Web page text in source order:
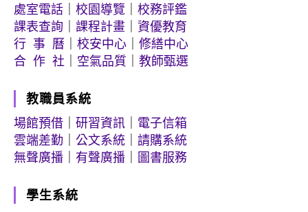
處室電話
校園導覽
校務評鑑
課表查詢
課程計畫
資優教育
行 事 曆
校安中心
修繕中心
合 作 社
空氣品質 教師甄選
教職員系統
場館預借
研習資訊
電子信箱
雲端差勤
公文系統
請購系統
無聲廣播
有聲廣播 圖書服務
學生系統